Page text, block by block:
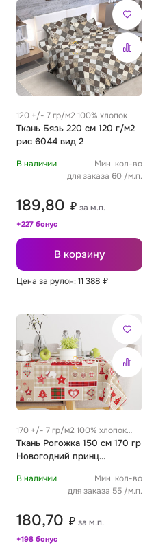
120 +/- 7 гр/м2 100% хлопок
Ткань Бязь 220 см 120 г/м2
рис 6044 вид 2
В наличии
Мин. кол-во
для заказа 60 /м.п.
189,80 ₽ за м.п.
+227 бонус
В корзину
Цена за рулон: 11 388 ₽
170 +/- 7 гр/м2 100% хлопок
0.32 м
Ткань Рогожка 150 см 170 гр
Новогодний принц
(пэйчворк) 10424 вид 1
В наличии
Мин. кол-во
для заказа 55 /м.п.
180,70 ₽ за м.п.
+198 бонус